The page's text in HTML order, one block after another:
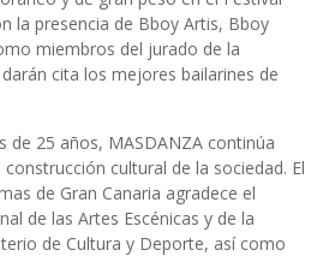
la presencia de Bboy Artis, Bboy
miembros del jurado de la
cita los mejores bailarines de
de 25 años, MASDANZA continúa
cultural de la sociedad. El
de Gran Canaria agradece el
de las Artes Escénicas y de la
de Cultura y Deporte, así como